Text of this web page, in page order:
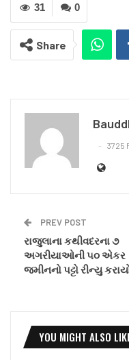
0
31
Share
3725
PREV POST
રાજુલાના કથીવદરના ૭
અગરીયાઓની ૫૦ એકર
જમીનનો પટ્ટો રીન્યુ
YOU MIGHT ALSO